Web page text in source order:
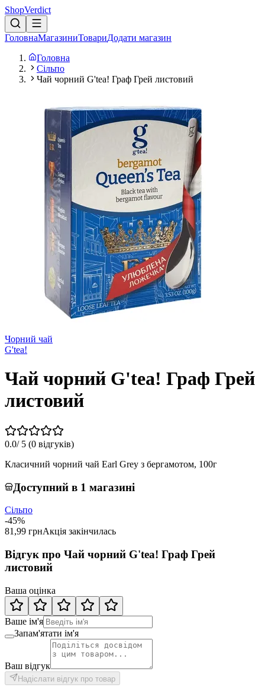
ShopVerdict
ГоловнаМагазиниТовариДодати магазин
Головна
Сільпо
Чай чорний G'tea! Граф Грей листовий
Чорний чай
G'tea!
Чай чорний G'tea! Граф Грей
листовий
0.0/ 5 (0 відгуків)
Класичний чорний чай Earl Grey з бергамотом, 100г
Доступний в 1 магазині
Сільпо
-45%
81,99 грнАкція закінчилась
Відгук про Чай чорний G'tea! Граф Грей
листовий
Ваша оцінка
Ваше ім'я
Запам'ятати ім'я
Ваш відгук
Надіслати відгук про товар